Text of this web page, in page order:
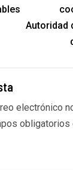
Autoridad
electrónico
obligatorios